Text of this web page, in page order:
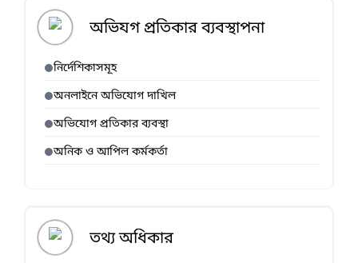
অভিযগ প্রতিকার ব্যবস্থাপনা
নির্দেশিকাসমূহ
অনলাইনে অভিযোগ দাখিল
অভিযোগ প্রতিকার ব্যবস্থা
অনিক ও আপিল কর্মকর্তা
তথ্য অধিকার